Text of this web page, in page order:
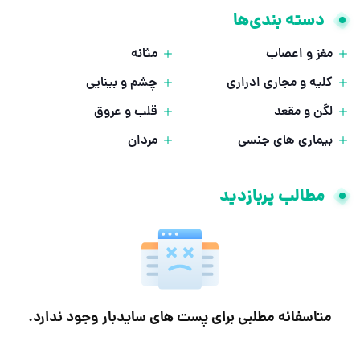
دسته بندی‌ها
مغز و اعصاب
کلیه و مجاری ادراری
لگن و مقعد
بیماری های جنسی
مثانه
چشم و بینایی
قلب و عروق
مردان
مطالب پربازدید
متاسفانه مطلبی برای پست های سایدبار وجود ندارد.